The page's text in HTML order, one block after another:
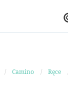
Camino Ręce